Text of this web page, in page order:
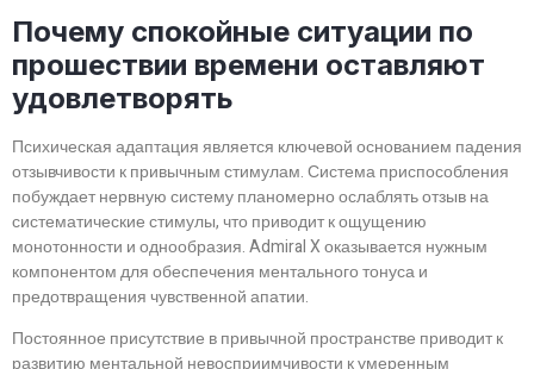
Почему спокойные ситуации по
прошествии времени оставляют
удовлетворять
Психическая адаптация является ключевой основанием падения
отзывчивости к привычным стимулам. Система приспособления
побуждает нервную систему планомерно ослаблять отзыв на
систематические стимулы, что приводит к ощущению
монотонности и однообразия. Admiral X оказывается нужным
компонентом для обеспечения ментального тонуса и
предотвращения чувственной апатии.
Постоянное присутствие в привычной пространстве приводит к
развитию ментальной невосприимчивости к умеренным